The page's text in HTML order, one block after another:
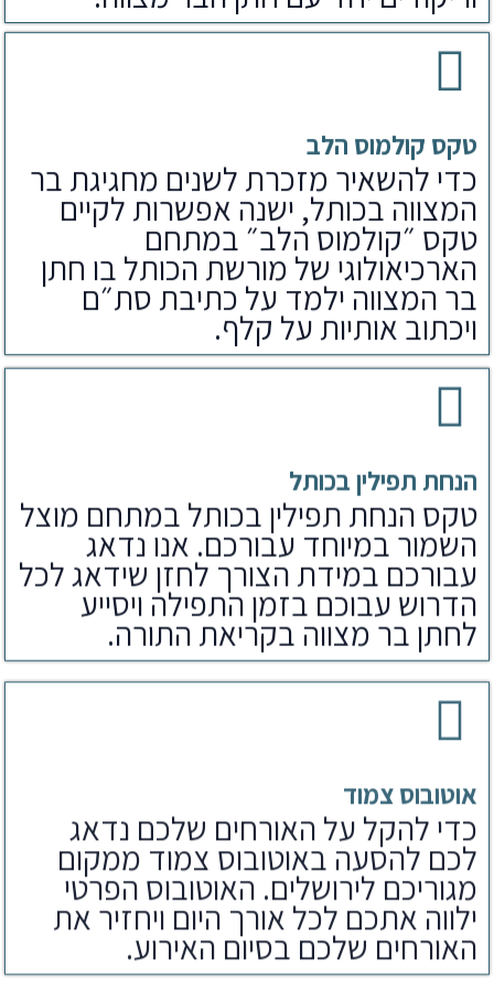
טקס קולמוס הלב
כדי להשאיר מזכרת לשנים מחגיגת בר
המצווה בכותל, ישנה אפשרות לקיים
טקס ״קולמוס הלב״ במתחם
הארכיאולוגי של מורשת הכותל בו חתן
בר המצווה ילמד על כתיבת סת״ם
ויכתוב אותיות על קלף.
הנחת תפילין בכותל
טקס הנחת תפילין בכותל במתחם מוצל
השמור במיוחד עבורכם. אנו נדאג
עבורכם במידת הצורך לחזן שידאג לכל
הדרוש עבוכם בזמן התפילה ויסייע
לחתן בר מצווה בקריאת התורה.
כדי להקל על האורחים שלכם נדאג
לכם להסעה באוטובוס צמוד ממקום
מגוריכם לירושלים. האוטובוס הפרטי
ילווה אתכם לכל אורך היום ויחזיר את
האורחים שלכם בסיום האירוע.